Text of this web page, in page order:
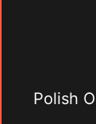
Polish